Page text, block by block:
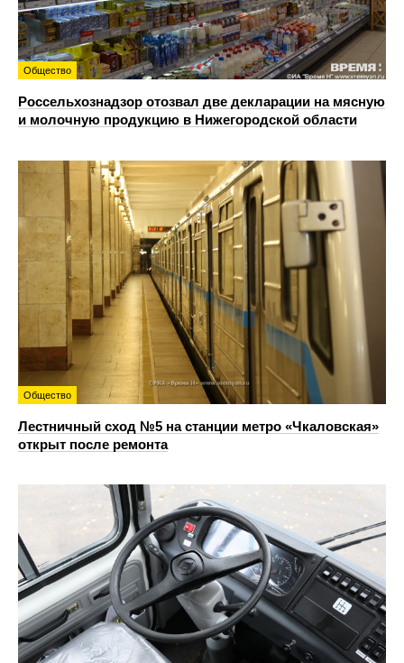
Общество
Россельхознадзор отозвал две декларации на мясную
и молочную продукцию в Нижегородской области
Общество
Лестничный сход №5 на станции метро «Чкаловская»
открыт после ремонта